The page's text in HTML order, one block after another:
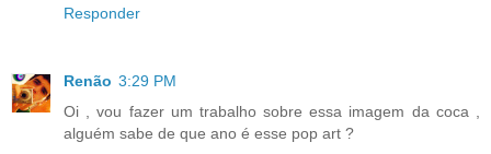
Responder
Renão 3:29 PM
Oi , vou fazer um trabalho sobre essa imagem da coca ,
alguém sabe de que ano é esse pop art ?